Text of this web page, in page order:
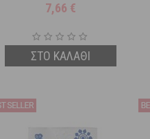
7,66 €
ΣΤΟ ΚΑΛΑΘΙ